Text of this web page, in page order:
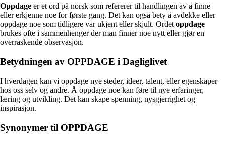
Oppdage er et ord på norsk som refererer til handlingen av å finne
eller erkjenne noe for første gang. Det kan også bety å avdekke eller
oppdage noe som tidligere var ukjent eller skjult. Ordet oppdage
brukes ofte i sammenhenger der man finner noe nytt eller gjør en
overraskende observasjon.
Betydningen av OPPDAGE i Dagliglivet
I hverdagen kan vi oppdage nye steder, ideer, talent, eller egenskaper
hos oss selv og andre. Å oppdage noe kan føre til nye erfaringer,
læring og utvikling. Det kan skape spenning, nysgjerrighet og
inspirasjon.
Synonymer til OPPDAGE